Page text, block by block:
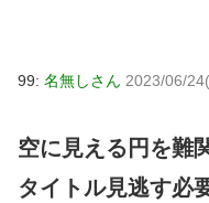
99: 名無しさん 2023/06/
空に見える円を難
タイトル見逃す必